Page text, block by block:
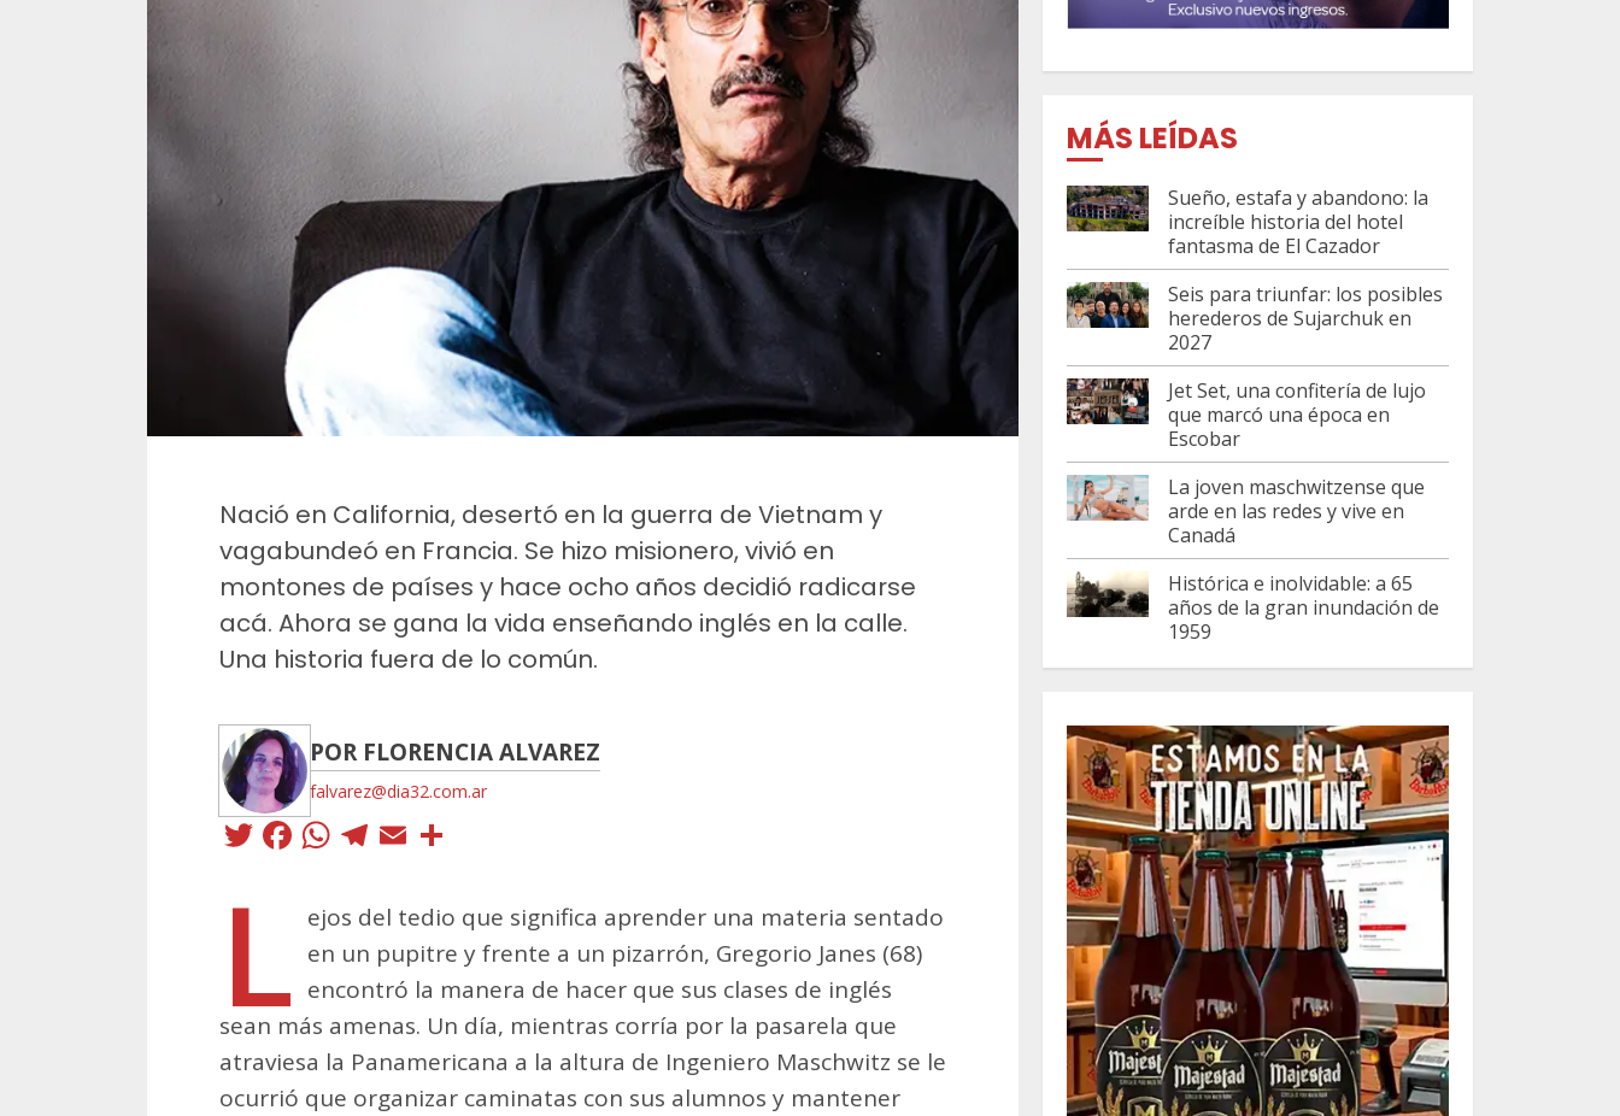
Nació en California, desertó en la guerra de Vietnam y
vagabundeó en Francia. Se hizo misionero, vivió en
montones de países y hace ocho años decidió radicarse
acá. Ahora se gana la vida enseñando inglés en la calle.
Una historia fuera de lo común.
POR FLORENCIA ALVAREZ
falvarez@dia32.com.ar
Twitter
Facebook
WhatsApp
Telegram
Email
L ejos del tedio que significa aprender una materia sentado
en un pupitre y frente a un pizarrón, Gregorio Janes (68)
encontró la manera de hacer que sus clases de inglés
sean más amenas. Un día, mientras corría por la pasarela que
atraviesa la Panamericana a la altura de Ingeniero Maschwitz se le
ocurrió que organizar caminatas con sus alumnos y mantener
MÁS LEÍDAS
Sueño, estafa y abandono: la
increíble historia del hotel
fantasma de El Cazador
Seis para triunfar: los posibles
herederos de Sujarchuk en
2027
Jet Set, una confitería de lujo
que marcó una época en
Escobar
La joven maschwitzense que
arde en las redes y vive en
Canadá
Histórica e inolvidable: a 65
años de la gran inundación de
1959